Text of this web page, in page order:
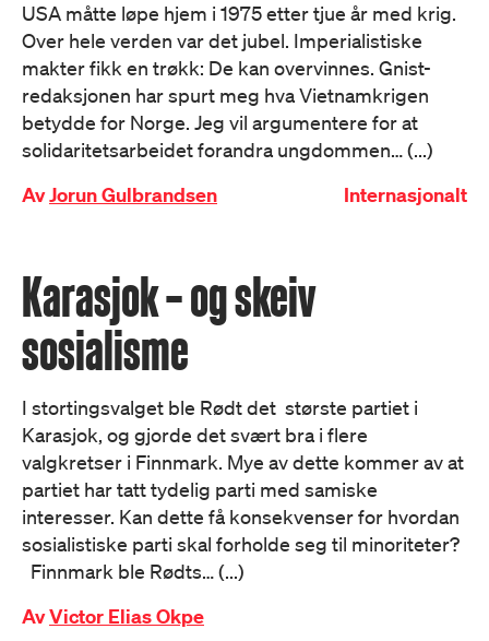
USA måtte løpe hjem i 1975 etter tjue år med krig.
Over hele verden var det jubel. Imperialistiske
makter fikk en trøkk: De kan overvinnes. Gnist-
redaksjonen har spurt meg hva Vietnamkrigen
betydde for Norge. Jeg vil argumentere for at
solidaritetsarbeidet forandra ungdommen… (...)
AvJorun Gulbrandsen Internasjonalt
Karasjok – og skeiv
sosialisme
I stortingsvalget ble Rødt det største partiet i
Karasjok, og gjorde det svært bra i flere
valgkretser i Finnmark. Mye av dette kommer av at
partiet har tatt tydelig parti med samiske
interesser. Kan dette få konsekvenser for hvordan
sosialistiske parti skal forholde seg til minoriteter?
Finnmark ble Rødts… (...)
AvVictor Elias Okpe